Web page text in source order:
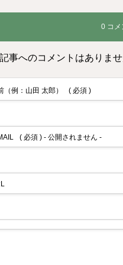
0 コメ
事へのコメントはありませ
（例：山田 太郎） ( 必須 )
( 必須 ) - 公開されません -